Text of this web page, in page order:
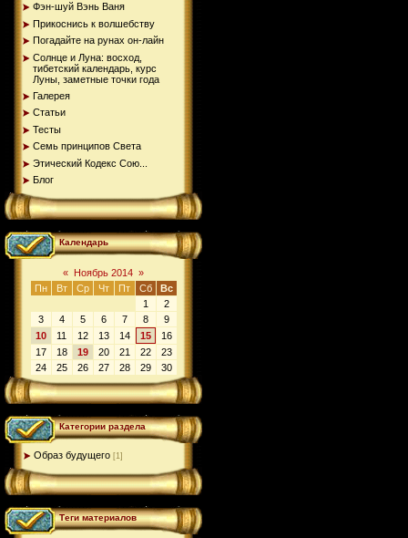
Фэн-шуй Вэнь Ваня
Прикоснись к волшебству
Погадайте на рунах oн-лайн
Солнце и Луна: восход,
тибетский календарь, курс
Луны, заметные точки года
Галерея
Статьи
Тесты
Семь принципов Света
Этический Кодекс Сою...
Блог
Календарь
« Ноябрь 2014 »
Пн
Вт Ср Чт Пт Сб
Вс
1
2
3
4 5 6 7 8
9
10
11 12 13 14 15
16
17
18 19 20 21 22
23
24
25 26 27 28 29 30
Категории раздела
Образ будущего [1]
Теги материалов